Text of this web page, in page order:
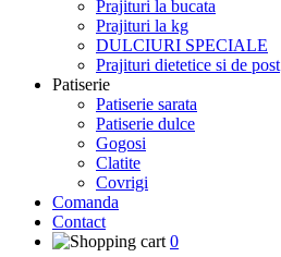
Prajituri la bucata
Prajituri la kg
DULCIURI SPECIALE
Prajituri dietetice si de post
Patiserie
Patiserie sarata
Patiserie dulce
Gogosi
Clatite
Covrigi
Comanda
Contact
0